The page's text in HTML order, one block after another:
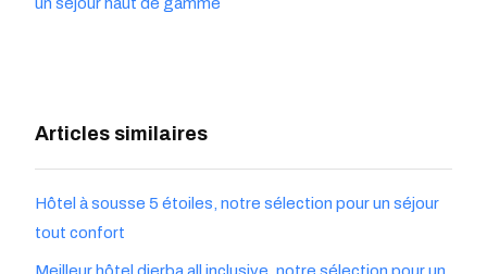
Articles similaires
Hôtel à sousse 5 étoiles, notre sélection pour un séjour
tout confort